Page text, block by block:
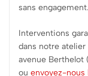
sans engagement.
Interventions
dans notre atelier
avenue Berthelot
ou envoyez-nous